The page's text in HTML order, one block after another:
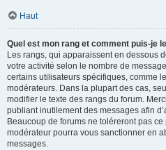
Haut
Quel est mon rang et comment puis-je
Les rangs, qui apparaissent en dessous
votre activité selon le nombre de
certains utilisateurs spécifiques, comme
modérateurs. Dans la plupart des cas,
modifier le texte des rangs du forum.
publiant inutilement des messages afin
Beaucoup de forums ne toléreront pas
modérateur pourra vous sanctionner en
messages.